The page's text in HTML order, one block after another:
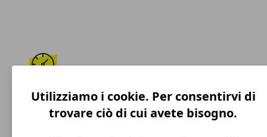
196 km/h
Velocità massima
Utilizziamo i cookie. Per consentirvi di
trovare ciò di cui avete bisogno.